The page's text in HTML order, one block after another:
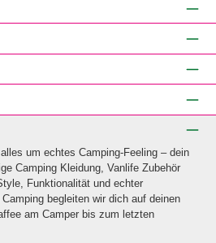
um echtes Camping-Feeling – dein
Camping Kleidung, Vanlife Zubehör
Funktionalität und echter
Camping begleiten wir dich auf deinen
am Camper bis zum letzten